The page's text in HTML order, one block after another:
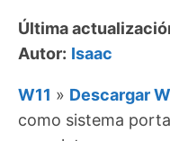
Última
Autor: Isaac
W11 » Descargar
como sistema